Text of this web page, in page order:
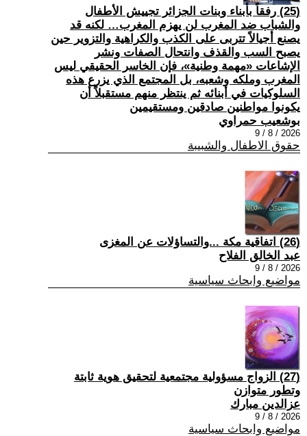
(25) رفقاً بأبناء وبنات الجزائر تجييش الأطفال
والشباب ضد المغرب لن يهزم المغرب… لكنه قد
يصنع أجيالاً تتربى على الكذب والكراهية والتزوير حين
يصبح السب والقذف وانتحال الصفات ونشر
الإشاعات «مهمة وطنية»، فإن الخاسر الحقيقي ليس
المغرب وملكه وشعبه، بل المجتمع الذي يزرع هذه
السلوكيات في أبنائه ثم ينتظر منهم مستقبلاً أن
يكونوا مواطنين صادقين ومستقيمين
بوشعيب حمراوي
2026 / 8 / 9
حقوق الاطفال والشبيبة
(26) اتفاقية مكة ...والتساؤلات عن المغزى
عبد الخالق الفلاح
2026 / 8 / 9
مواضيع وابحاث سياسية
(27) الزواج مسؤولية مجتمعية لتحقيق هوية ثابتة
وتطور متوازن
عزالدين مبارك
2026 / 8 / 9
مواضيع وابحاث سياسية